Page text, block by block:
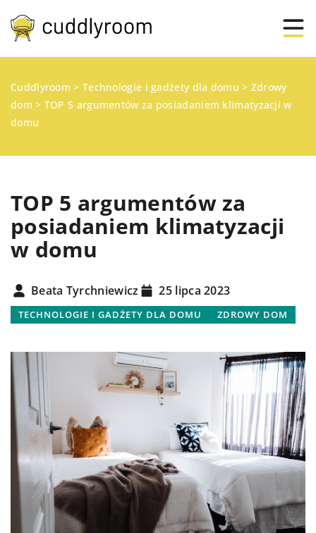
Cuddlyroom > Technologie i gadżety dla domu > Zdrowy
dom > TOP 5 argumentów za posiadaniem klimatyzacji w
domu
TOP 5 argumentów za
posiadaniem klimatyzacji
w domu
Beata Tyrchniewicz 25 lipca 2023
TECHNOLOGIE I GADŻETY DLA DOMU ZDROWY DOM